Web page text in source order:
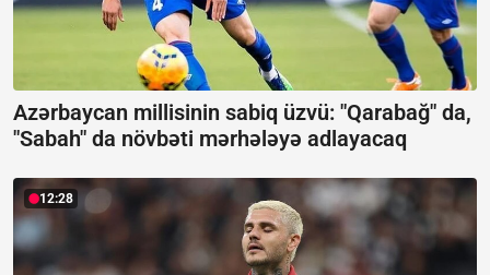
Azərbaycan millisinin sabiq üzvü: "Qarabağ" da,
"Sabah" da növbəti mərhələyə adlayacaq
12:28